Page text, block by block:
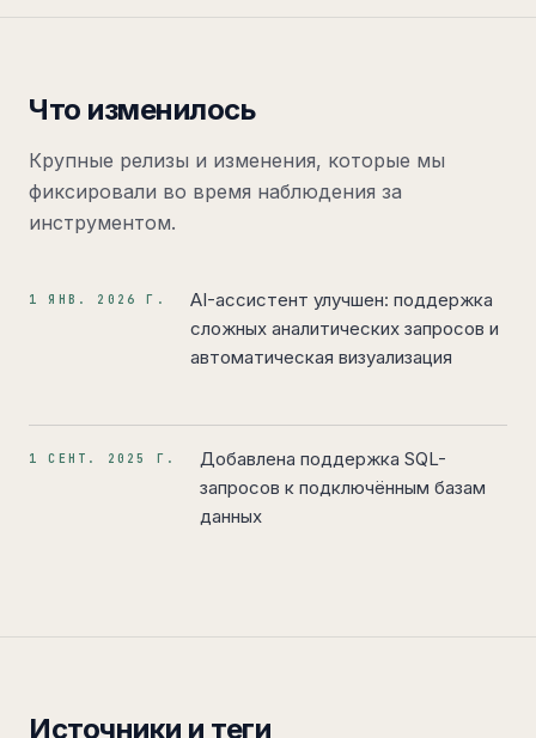
Что изменилось
Крупные релизы и изменения, которые мы
фиксировали во время наблюдения за
инструментом.
1 ЯНВ. 2026 Г.
AI-ассистент улучшен: поддержка
сложных аналитических запросов и
автоматическая визуализация
1 СЕНТ. 2025 Г.
Добавлена поддержка SQL-
запросов к подключённым базам
данных
Источники и теги